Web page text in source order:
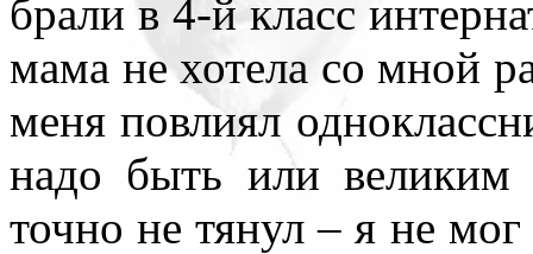
брали в 4-й класс
мама не хотела со мной
меня повлиял
надо быть или
точно не тянул – я не